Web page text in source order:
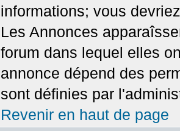
informations; vous
Les Annonces
forum dans lequel elles
annonce dépend des
sont définies par
Revenir en haut de page